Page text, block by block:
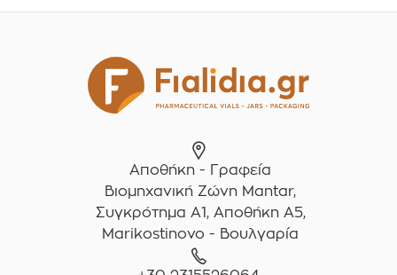
Αποθήκη - Γραφεία
Βιομηχανική Ζώνη Mantar,
Συγκρότημα A1, Αποθήκη Α5,
Marikostinovo - Βουλγαρία